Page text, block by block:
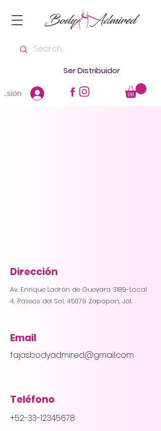
Ser Distribuidor
Dirección
Av. Enrique Ladrón de Guevara 3189-Local
4, Paseos del Sol, 45079 Zapopan, Jal.
Email
fajasbodyadmired@gmail.com
Teléfono
+52-33-12345678